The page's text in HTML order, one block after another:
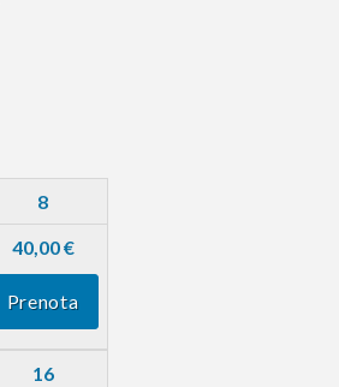
8
40,00 €
Prenota
16